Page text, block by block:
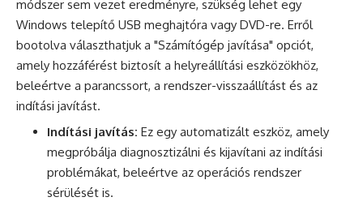
módszer sem vezet eredményre, szükség lehet egy
Windows telepítő USB meghajtóra vagy DVD-re. Erről
bootolva választhatjuk a "Számítógép javítása" opciót,
amely hozzáférést biztosít a helyreállítási eszközökhöz,
beleértve a parancssort, a rendszer-visszaállítást és az
indítási javítást.
Indítási javítás: Ez egy automatizált eszköz, amely
megpróbálja diagnosztizálni és kijavítani az indítási
problémákat, beleértve az operációs rendszer
sérülését is.